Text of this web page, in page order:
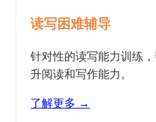
读写困难辅导
针对性的读写能力训练
升阅读和写作能力。
了解更多 →